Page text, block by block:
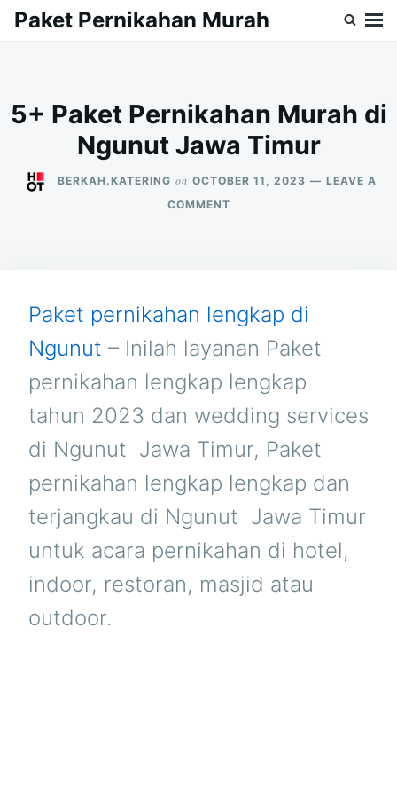
SkipSearch
Paket Pernikahan Murah
5+ Paket Pernikahan Murah di
Ngunut Jawa Timur
BERKAH.KATERING on OCTOBER 11, 2023
LEAVE A
COMMENTON
NGUNUT
JAWA
TIMUR
Paket pernikahan lengkap di
Ngunut – Inilah layanan Paket
pernikahan lengkap lengkap
tahun 2023 dan wedding services
di Ngunut  Jawa Timur, Paket
pernikahan lengkap lengkap dan
terjangkau di Ngunut  Jawa Timur
untuk acara pernikahan di hotel,
indoor, restoran, masjid atau
outdoor.